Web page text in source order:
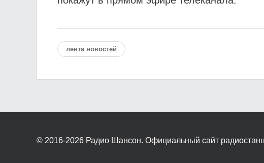
лента новостей
© 2016-2026 Радио Шансон. Официальный сайт